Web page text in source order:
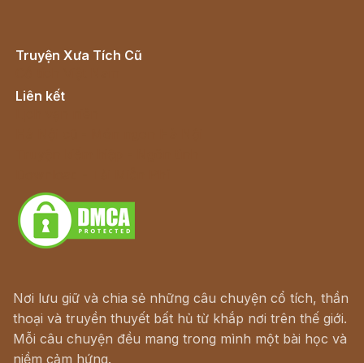
Truyện Xưa Tích Cũ
Liên kết
Nơi lưu giữ và chia sẻ những câu chuyện cổ tích, thần
thoại và truyền thuyết bất hủ từ khắp nơi trên thế giới.
Mỗi câu chuyện đều mang trong mình một bài học và
niềm cảm hứng.